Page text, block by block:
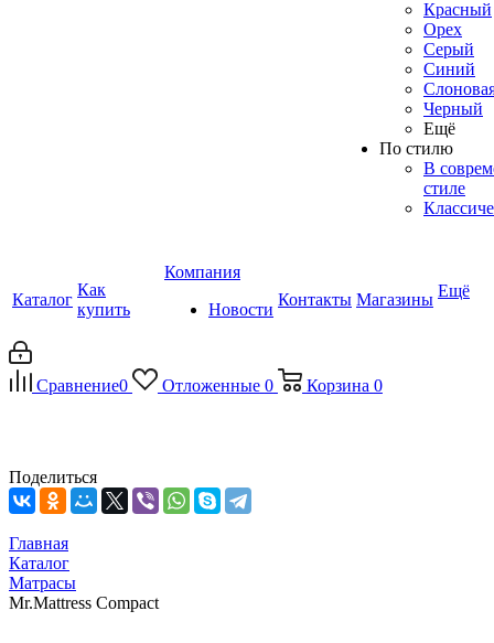
Красный
Орех
Серый
Синий
Черный
Ещё
По стилю
В
стиле
Каталог
Как
купить
Компания
Новости
Контакты Магазины Ещё
Сравнение0 Отложенные 0 Корзина 0
Поделиться
Главная
Каталог
Матрасы
Mr.Mattress Compact